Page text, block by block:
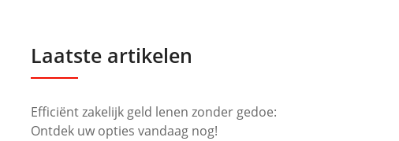
Laatste artikelen
Efficiënt zakelijk geld lenen zonder gedoe:
Ontdek uw opties vandaag nog!